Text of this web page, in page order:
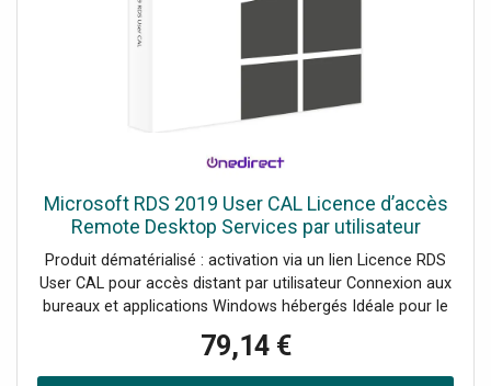
Microsoft RDS 2019 User CAL Licence d’accès
Remote Desktop Services par utilisateur
permettant à un collaborateur de se connecter
aux services RDS
Produit dématérialisé : activation via un lien Licence RDS
User CAL pour accès distant par utilisateur Connexion aux
bureaux et applications Windows hébergés Idéale pour le
Conforme au modèle de licences Microsoft Compatible
avec Windows Server 2019
79,14 €